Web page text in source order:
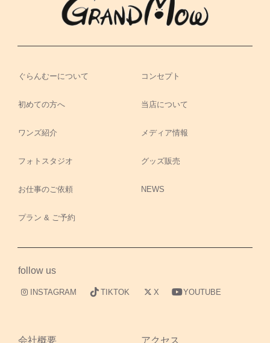
ぐらんむーについて コンセプト
初めての方へ 当店について
ワンズ紹介 メディア情報
フォトスタジオ グッズ販売
お仕事のご依頼 NEWS
プラン & ご予約
follow us
INSTAGRAM TIKTOK X YOUTUBE
会社概要 アクセス